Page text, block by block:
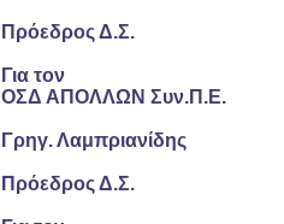
Πρόεδρος Δ.Σ.
Για τον
ΟΣΔ ΑΠΟΛΛΩΝ Συν.Π.Ε.
Γρηγ. Λαμπριανίδης
Πρόεδρος Δ.Σ.